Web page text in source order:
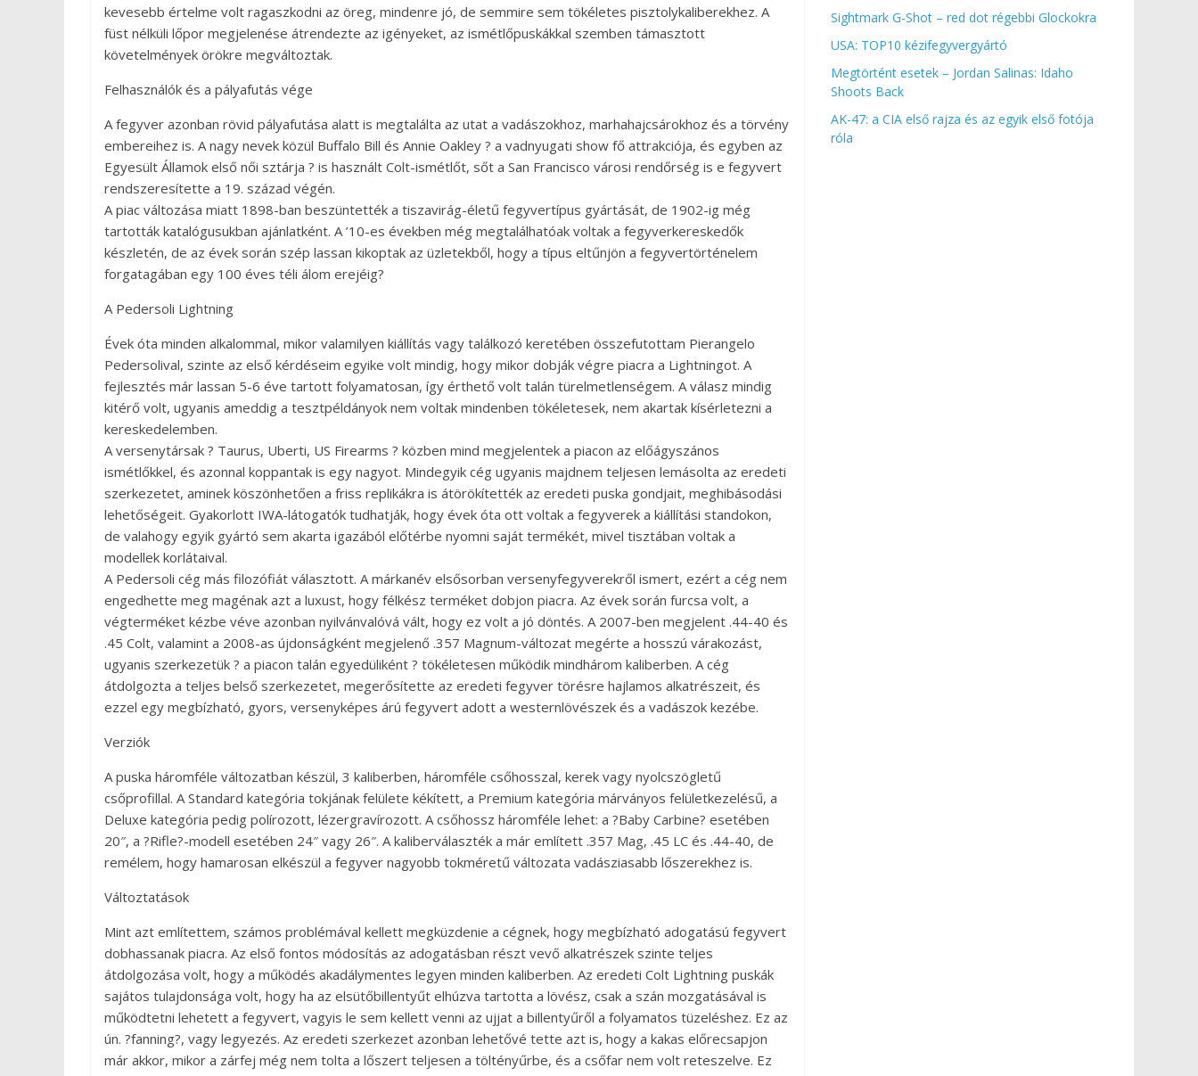
kevesebb értelme volt ragaszkodni az öreg, mindenre jó, de semmire sem tökéletes pisztolykaliberekhez. A
füst nélküli lőpor megjelenése átrendezte az igényeket, az ismétlőpuskákkal szemben támasztott
követelmények örökre megváltoztak.
Felhasználók és a pályafutás vége
A fegyver azonban rövid pályafutása alatt is megtalálta az utat a vadászokhoz, marhahajcsárokhoz és a törvény
embereihez is. A nagy nevek közül Buffalo Bill és Annie Oakley ? a vadnyugati show fő attrakciója, és egyben az
Egyesült Államok első női sztárja ? is használt Colt-ismétlőt, sőt a San Francisco városi rendőrség is e fegyvert
rendszeresítette a 19. század végén.
A piac változása miatt 1898-ban beszüntették a tiszavirág-életű fegyvertípus gyártását, de 1902-ig még
tartották katalógusukban ajánlatként. A ’10-es években még megtalálhatóak voltak a fegyverkereskedők
készletén, de az évek során szép lassan kikoptak az üzletekből, hogy a típus eltűnjön a fegyvertörténelem
forgatagában egy 100 éves téli álom erejéig?
A Pedersoli Lightning
Évek óta minden alkalommal, mikor valamilyen kiállítás vagy találkozó keretében összefutottam Pierangelo
Pedersolival, szinte az első kérdéseim egyike volt mindig, hogy mikor dobják végre piacra a Lightningot. A
fejlesztés már lassan 5-6 éve tartott folyamatosan, így érthető volt talán türelmetlenségem. A válasz mindig
kitérő volt, ugyanis ameddig a tesztpéldányok nem voltak mindenben tökéletesek, nem akartak kísérletezni a
kereskedelemben.
A versenytársak ? Taurus, Uberti, US Firearms ? közben mind megjelentek a piacon az előágyszános
ismétlőkkel, és azonnal koppantak is egy nagyot. Mindegyik cég ugyanis majdnem teljesen lemásolta az eredeti
szerkezetet, aminek köszönhetően a friss replikákra is átörökítették az eredeti puska gondjait, meghibásodási
lehetőségeit. Gyakorlott IWA-látogatók tudhatják, hogy évek óta ott voltak a fegyverek a kiállítási standokon,
de valahogy egyik gyártó sem akarta igazából előtérbe nyomni saját termékét, mivel tisztában voltak a
modellek korlátaival.
A Pedersoli cég más filozófiát választott. A márkanév elsősorban versenyfegyverekről ismert, ezért a cég nem
engedhette meg magénak azt a luxust, hogy félkész terméket dobjon piacra. Az évek során furcsa volt, a
végterméket kézbe véve azonban nyilvánvalóvá vált, hogy ez volt a jó döntés. A 2007-ben megjelent .44-40 és
.45 Colt, valamint a 2008-as újdonságként megjelenő .357 Magnum-változat megérte a hosszú várakozást,
ugyanis szerkezetük ? a piacon talán egyedüliként ? tökéletesen működik mindhárom kaliberben. A cég
átdolgozta a teljes belső szerkezetet, megerősítette az eredeti fegyver törésre hajlamos alkatrészeit, és
ezzel egy megbízható, gyors, versenyképes árú fegyvert adott a westernlövészek és a vadászok kezébe.
Verziók
A puska háromféle változatban készül, 3 kaliberben, háromféle csőhosszal, kerek vagy nyolcszögletű
csőprofillal. A Standard kategória tokjának felülete kékített, a Premium kategória márványos felületkezelésű, a
Deluxe kategória pedig polírozott, lézergravírozott. A csőhossz háromféle lehet: a ?Baby Carbine? esetében
20″, a ?Rifle?-modell esetében 24″ vagy 26″. A kaliberválaszték a már említett .357 Mag, .45 LC és .44-40, de
remélem, hogy hamarosan elkészül a fegyver nagyobb tokméretű változata vadásziasabb lőszerekhez is.
Változtatások
Mint azt említettem, számos problémával kellett megküzdenie a cégnek, hogy megbízható adogatású fegyvert
dobhassanak piacra. Az első fontos módosítás az adogatásban részt vevő alkatrészek szinte teljes
átdolgozása volt, hogy a működés akadálymentes legyen minden kaliberben. Az eredeti Colt Lightning puskák
sajátos tulajdonsága volt, hogy ha az elsütőbillentyűt elhúzva tartotta a lövész, csak a szán mozgatásával is
működtetni lehetett a fegyvert, vagyis le sem kellett venni az ujjat a billentyűről a folyamatos tüzeléshez. Ez az
ún. ?fanning?, vagy legyezés. Az eredeti szerkezet azonban lehetővé tette azt is, hogy a kakas előrecsapjon
már akkor, mikor a zárfej még nem tolta a lőszert teljesen a töltényűrbe, és a csőfar nem volt reteszelve. Ez
Sightmark G-Shot – red dot régebbi Glockokra
USA: TOP10 kézifegyvergyártó
Megtörtént esetek – Jordan Salinas: Idaho
Shoots Back
AK-47: a CIA első rajza és az egyik első fotója
róla